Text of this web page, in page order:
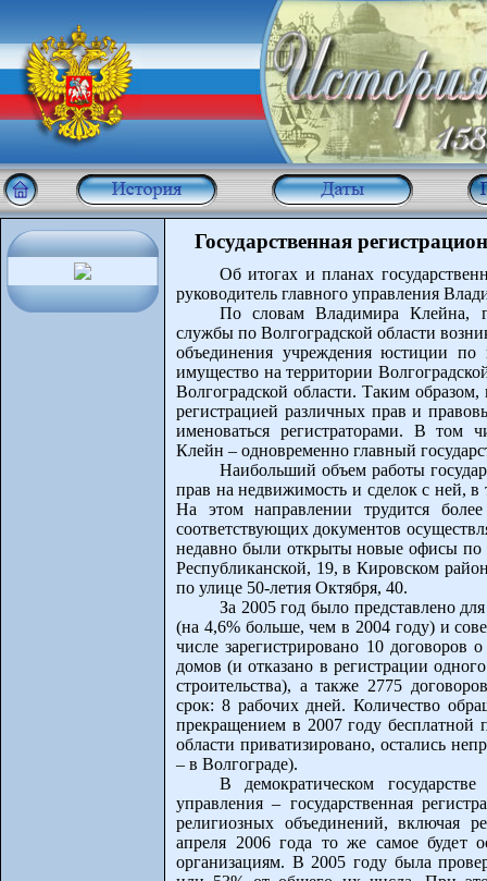
Государственная
Об итогах и планах
руководитель главного управления
По словам Владимира Клейна,
службы по Волгоградской области
объединения учреждения юстиции по
имущество на территории
Волгоградской области. Таким
регистрацией различных прав и
именоваться регистраторами. В том
Клейн – одновременно главный
Наибольший объем работы
прав на недвижимость и сделок с ней,
На этом направлении трудится
соответствующих документов
недавно были открыты новые офисы по
Республиканской, 19, в Кировском
по улице 50-летия Октября, 40.
За 2005 год было представлено
(на 4,6% больше, чем в 2004 году) и
числе зарегистрировано 10 договоров
домов (и отказано в регистрации
строительства), а также 2775
срок: 8 рабочих дней. Количество
прекращением в 2007 году
области приватизировано, остались
– в Волгограде).
В демократическом
управления – государственная
религиозных объединений, включая
апреля 2006 года то же самое будет
организациям. В 2005 году была